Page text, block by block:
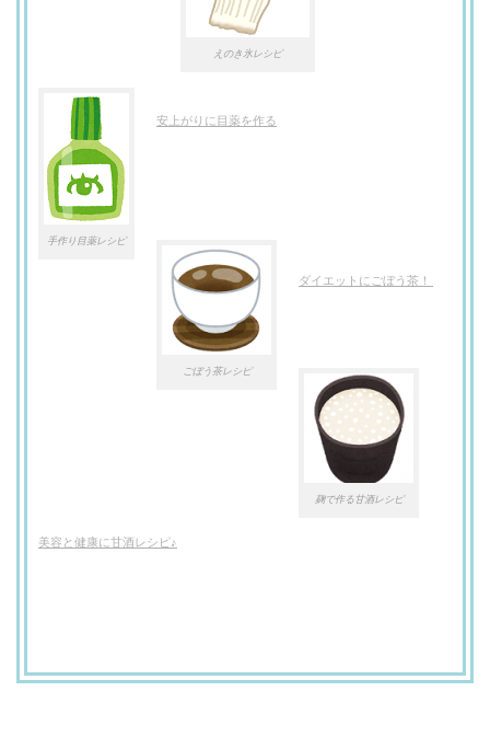
えのき氷レシピ
手作り目薬レシピ
安上がりに目薬を作る
ごぼう茶レシピ
ダイエットにごぼう茶！
麹で作る甘酒レシピ
美容と健康に甘酒レシピ♪